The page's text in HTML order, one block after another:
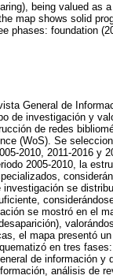
being valued as
map shows solid
phases: foundation
General de
de investigación y
de redes
(WoS). Se
2010, 2011-2016 y
2005-2010, la
se
se mostró en el
el mapa presentó
en tres
de información
análisis de